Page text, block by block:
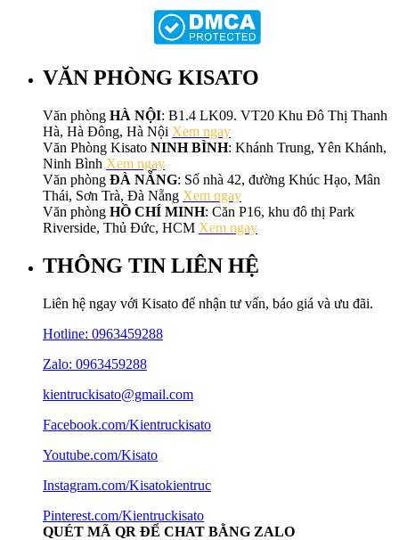
VĂN PHÒNG KISATO
Văn phòng HÀ NỘI: B1.4 LK09. VT20 Khu Đô Thị Thanh
Hà, Hà Đông, Hà Nội Xem ngay
Văn Phòng Kisato NINH BÌNH: Khánh Trung, Yên Khánh,
Ninh Bình Xem ngay
Văn phòng ĐÀ NẴNG: Số nhà 42, đường Khúc Hạo, Mân
Thái, Sơn Trà, Đà Nẵng Xem ngay
Văn phòng HỒ CHÍ MINH: Căn P16, khu đô thị Park
Riverside, Thủ Đức, HCM Xem ngay
THÔNG TIN LIÊN HỆ
Liên hệ ngay với Kisato để nhận tư vấn, báo giá và ưu đãi.
Hotline: 0963459288
Zalo: 0963459288
kientruckisato@gmail.com
Facebook.com/Kientruckisato
Youtube.com/Kisato
Instagram.com/Kisatokientruc
Pinterest.com/Kientruckisato
QUÉT MÃ QR ĐỂ CHAT BẰNG ZALO